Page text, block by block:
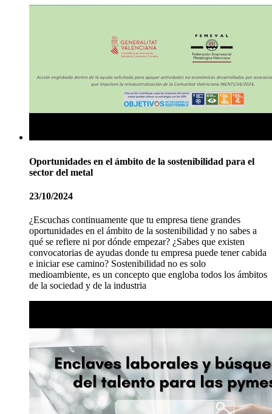
Oportunidades en el ámbito de la sostenibilidad para el
sector del metal
23/10/2024
¿Escuchas continuamente que tu empresa tiene grandes
oportunidades en el ámbito de la sostenibilidad y no sabes a
qué se refiere ni por dónde empezar? ¿Sabes que existen
convocatorias de ayudas donde tu empresa puede tener cabida
e iniciar ese camino? Sostenibilidad no es solo
medioambiente, es un concepto que engloba todos los ámbitos
de la sociedad y de la industria